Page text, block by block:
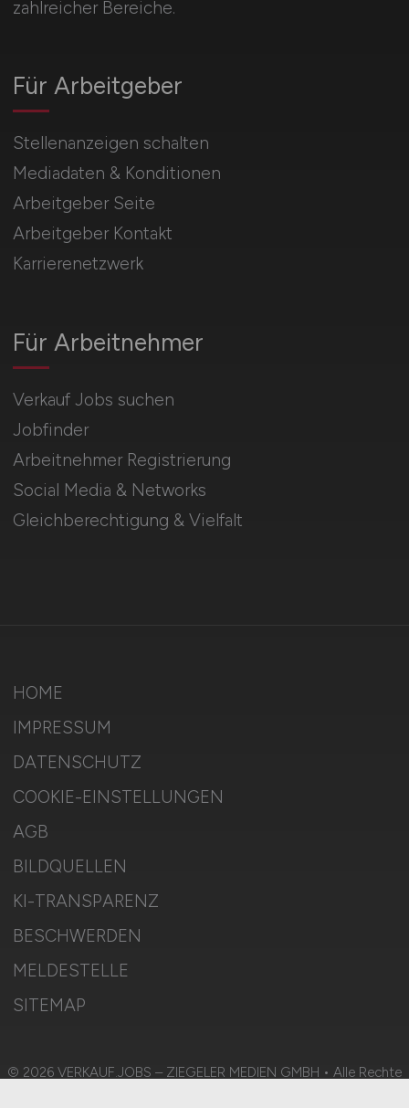
zahlreicher Bereiche.
Für Arbeitnehmer
Verkauf Jobs suchen
Jobfinder
Arbeitnehmer Registrierung
Social Media & Networks
Gleichberechtigung & Vielfalt
Für Arbeitgeber
Stellenanzeigen schalten
Mediadaten & Konditionen
Arbeitgeber Seite
Arbeitgeber Kontakt
Karrierenetzwerk
HOME
IMPRESSUM
DATENSCHUTZ
COOKIE-EINSTELLUNGEN
AGB
BILDQUELLEN
KI-TRANSPARENZ
BESCHWERDEN
MELDESTELLE
SITEMAP
© 2026 VERKAUF.JOBS – ZIEGELER MEDIEN GMBH • Alle Rechte